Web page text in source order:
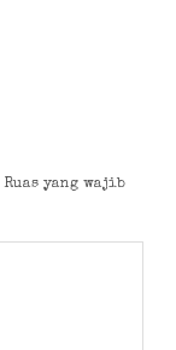
Ruas yang wajib